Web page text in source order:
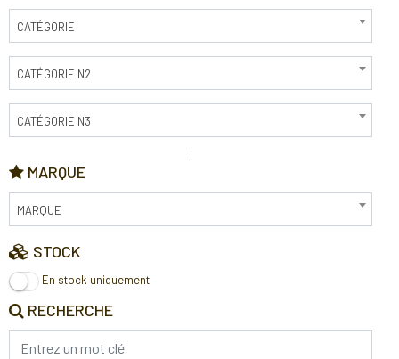
CATÉGORIE
CATÉGORIE N2
CATÉGORIE N3
MARQUE
MARQUE
STOCK
En stock uniquement
RECHERCHE